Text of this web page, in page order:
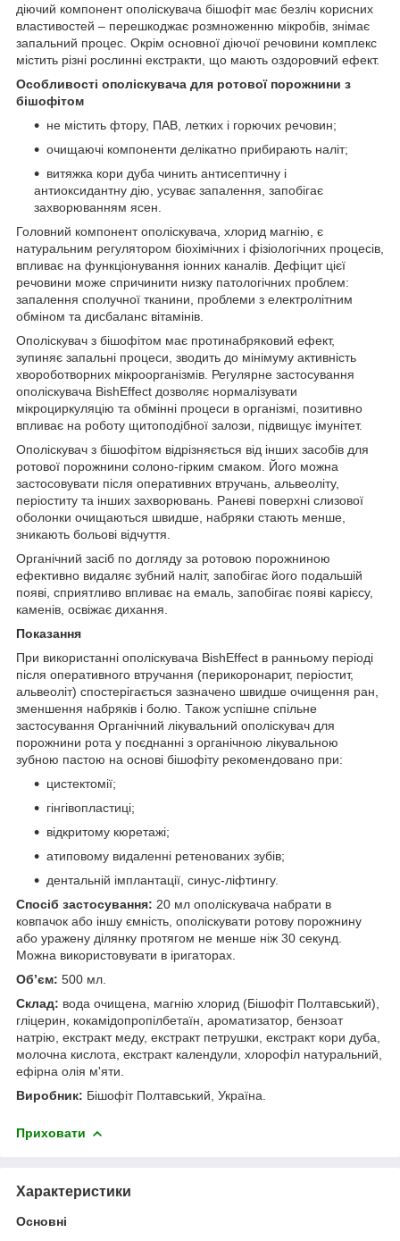
діючий компонент ополіскувача бішофіт має безліч корисних
властивостей – перешкоджає розмноженню мікробів, знімає
запальний процес. Окрім основної діючої речовини комплекс
містить різні рослинні екстракти, що мають оздоровчий ефект.
Особливості ополіскувача для ротової порожнини з
бішофітом
не містить фтору, ПАВ, летких і горючих речовин;
очищаючі компоненти делікатно прибирають наліт;
витяжка кори дуба чинить антисептичну і
антиоксидантну дію, усуває запалення, запобігає
захворюванням ясен.
Головний компонент ополіскувача, хлорид магнію, є
натуральним регулятором біохімічних і фізіологічних процесів,
впливає на функціонування іонних каналів. Дефіцит цієї
речовини може спричинити низку патологічних проблем:
запалення сполучної тканини, проблеми з електролітним
обміном та дисбаланс вітамінів.
Ополіскувач з бішофітом має протинабряковий ефект,
зупиняє запальні процеси, зводить до мінімуму активність
хвороботворних мікроорганізмів. Регулярне застосування
ополіскувача BishEffect дозволяє нормалізувати
мікроциркуляцію та обмінні процеси в організмі, позитивно
впливає на роботу щитоподібної залози, підвищує імунітет.
Ополіскувач з бішофітом відрізняється від інших засобів для
ротової порожнини солоно-гірким смаком. Його можна
застосовувати після оперативних втручань, альвеоліту,
періоститу та інших захворювань. Раневі поверхні слизової
оболонки очищаються швидше, набряки стають менше,
зникають больові відчуття.
Органічний засіб по догляду за ротовою порожниною
ефективно видаляє зубний наліт, запобігає його подальшій
появі, сприятливо впливає на емаль, запобігає появі карієсу,
каменів, освіжає дихання.
Показання
При використанні ополіскувача BishEffect в ранньому періоді
після оперативного втручання (перикоронарит, періостит,
альвеоліт) спостерігається зазначено швидше очищення ран,
зменшення набряків і болю. Також успішне спільне
застосування Органічний лікувальний ополіскувач для
порожнини рота у поєднанні з органічною лікувальною
зубною пастою на основі бішофіту рекомендовано при:
цистектомії;
гінгівопластиці;
відкритому кюретажі;
атиповому видаленні ретенованих зубів;
дентальній імплантації, синус-ліфтингу.
Спосіб застосування: 20 мл ополіскувача набрати в
ковпачок або іншу ємність, ополіскувати ротову порожнину
або уражену ділянку протягом не менше ніж 30 секунд.
Можна використовувати в іригаторах.
Об’єм: 500 мл.
Склад: вода очищена, магнію хлорид (Бішофіт Полтавський),
гліцерин, кокамідопропілбетаїн, ароматизатор, бензоат
натрію, екстракт меду, екстракт петрушки, екстракт кори дуба,
молочна кислота, екстракт календули, хлорофіл натуральний,
ефірна олія м'яти.
Виробник: Бішофіт Полтавський, Україна.
Приховати
Характеристики
Основні